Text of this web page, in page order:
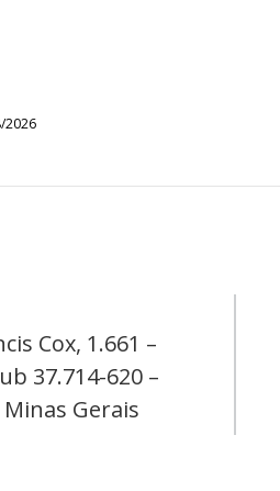
2026
Cox, 1.661 –
37.714-620 –
Minas Gerais